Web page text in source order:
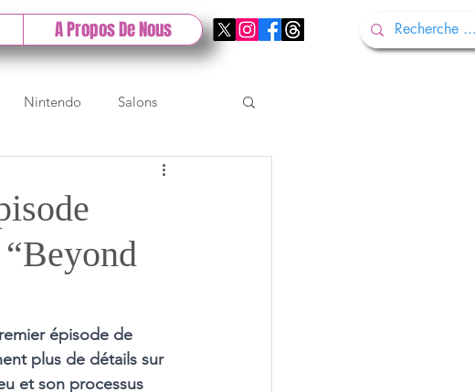
A Propos De Nous
Nintendo Salons
Gamescom
Test PlayStation
épisode de
plus de détails sur
et son processus